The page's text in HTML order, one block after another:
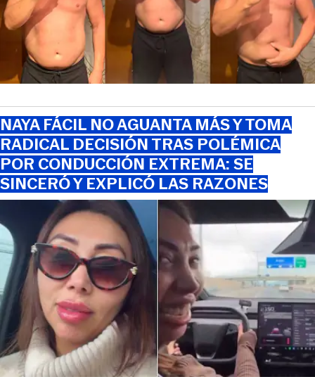
NAYA FÁCIL NO AGUANTA MÁS Y TOMA
RADICAL DECISIÓN TRAS POLÉMICA
POR CONDUCCIÓN EXTREMA: SE
SINCERÓ Y EXPLICÓ LAS RAZONES